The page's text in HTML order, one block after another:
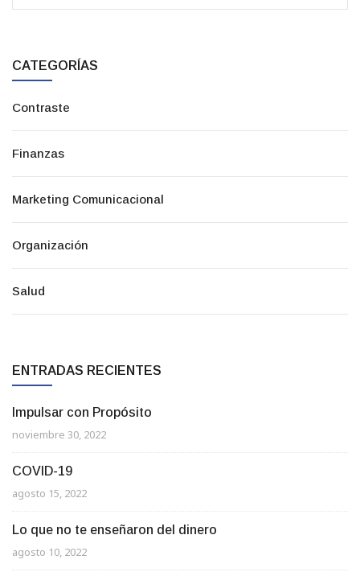
CATEGORÍAS
Contraste
Finanzas
Marketing Comunicacional
Organización
Salud
ENTRADAS RECIENTES
Impulsar con Propósito
noviembre 30, 2022
COVID-19
agosto 15, 2022
Lo que no te enseñaron del dinero
agosto 10, 2022